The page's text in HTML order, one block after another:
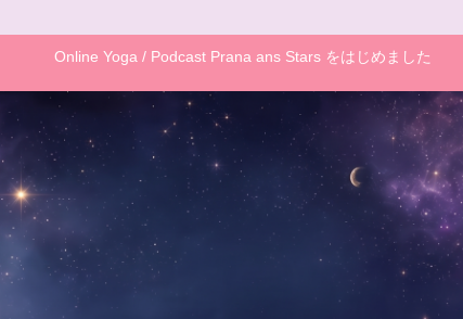
Online Yoga / Podcast Prana ans Stars をはじめました